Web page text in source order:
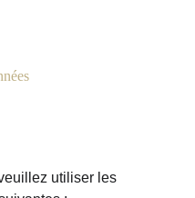
utiliser les